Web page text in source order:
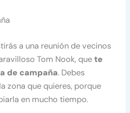
a una reunión de vecinos
Tom Nook, quete
de campaña. Debes
zona que quieres, porque
en mucho tiempo.